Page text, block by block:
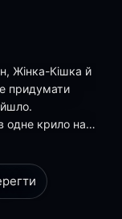
Жінка-Кішка й
придумати
одне крило на